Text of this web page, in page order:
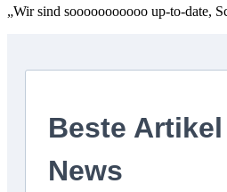
„Wir sind sooooooooooo up-to-date,